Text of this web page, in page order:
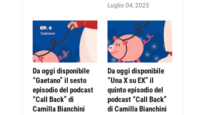
Luglio 04, 2025
Da oggi disponibile
“Gaetano” il sesto
episodio del podcast
“Call Back” di
Camilla Bianchini
Da oggi disponibile
“Una X su EX” il
quinto episodio del
podcast “Call Back”
di Camilla Bianchini